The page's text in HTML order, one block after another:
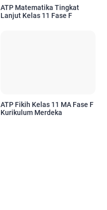
ATP Matematika Tingkat
Lanjut Kelas 11 Fase F
ATP Fikih Kelas 11 MA Fase F
Kurikulum Merdeka